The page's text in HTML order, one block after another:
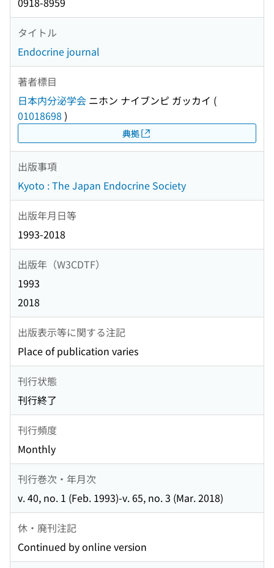
タイトル
Endocrine journal
著者標目
日本内分泌学会 ニホン ナイブンピ ガッカイ (
01018698 )
典拠
出版事項
Kyoto : The Japan Endocrine Society
出版年月日等
1993-2018
出版年（W3CDTF）
1993
2018
出版表示等に関する注記
Place of publication varies
刊行状態
刊行終了
刊行頻度
Monthly
刊行巻次・年月次
v. 40, no. 1 (Feb. 1993)-v. 65, no. 3 (Mar. 2018)
休・廃刊注記
Continued by online version